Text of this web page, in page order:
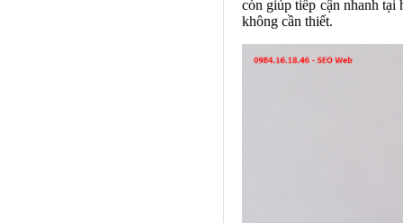
còn giúp tiếp cận nhanh
không cần thiết.